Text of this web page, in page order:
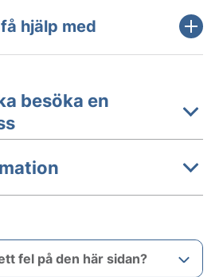
hjälp med
besöka en
fel på den här sidan?